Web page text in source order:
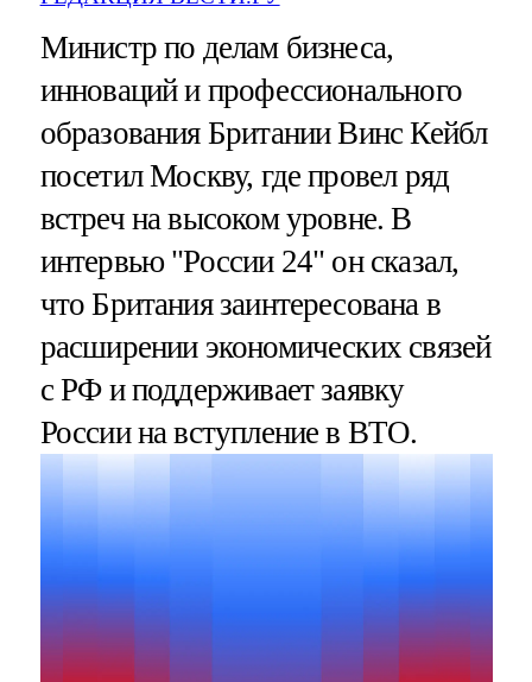
Министр по делам бизнеса,
инноваций и профессионального
образования Британии Винс Кейбл
посетил Москву, где провел ряд
встреч на высоком уровне. В
интервью "России 24" он сказал,
что Британия заинтересована в
расширении экономических связей
с РФ и поддерживает заявку
России на вступление в ВТО.